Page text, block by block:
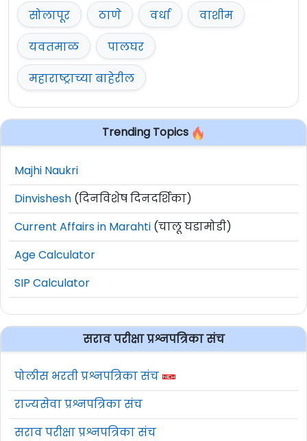
सोलापूर
ठाणे वर्धा
वाशीम
यवतमाळ
पालघर
महाराष्ट्राच्या बाहेरील
Trending Topics
Majhi Naukri
Dinvishesh (दिनविशेष दिनदर्शिका)
Current Affairs in Marahti (चालू घडामोडी)
Age Calculator
SIP Calculator
सराव परीक्षा प्रश्नपत्रिका संच
पोलीस भरती प्रश्नपत्रिका संच
राज्यसेवा प्रश्नपत्रिका संच
सराव परीक्षा प्रश्नपत्रिका संच